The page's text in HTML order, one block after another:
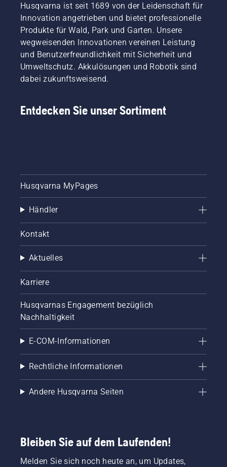
Husqvarna ist seit 1689 von der Leidenschaft für
Innovation angetrieben und bietet professionelle
Produkte für Wald, Park und Garten. Unsere
wegweisenden Innovationen vereinen Leistung
und Benutzerfreundlichkeit mit Sicherheit und
Umweltschutz. Akkulösungen und Robotik sind
dabei zukunftsweisend.
Entdecken Sie unser Sortiment
Husqvarna MyPages
Händler
Kontakt
Aktuelles
Karriere
Husqvarnas Engagement bezüglich
Nachhaltigkeit
E-COM-Informationen
Rechtliche Informationen
Andere Husqvarna Seiten
Bleiben Sie auf dem Laufenden!
Melden Sie sich noch heute an, um Updates,